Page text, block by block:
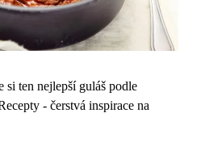
si ten nejlepší guláš podle
- čerstvá inspirace na